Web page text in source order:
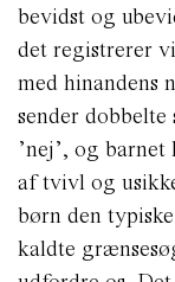
bevidst og
det registrerer
med hinandens
sender
’nej’, og
af tvivl og
børn den
kaldte